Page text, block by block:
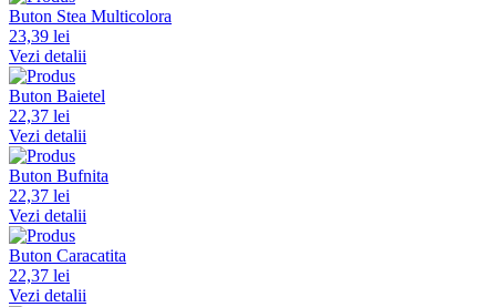
Buton Stea Multicolora
23,39 lei
Vezi detalii
Buton Baietel
22,37 lei
Vezi detalii
Buton Bufnita
22,37 lei
Vezi detalii
Buton Caracatita
22,37 lei
Vezi detalii